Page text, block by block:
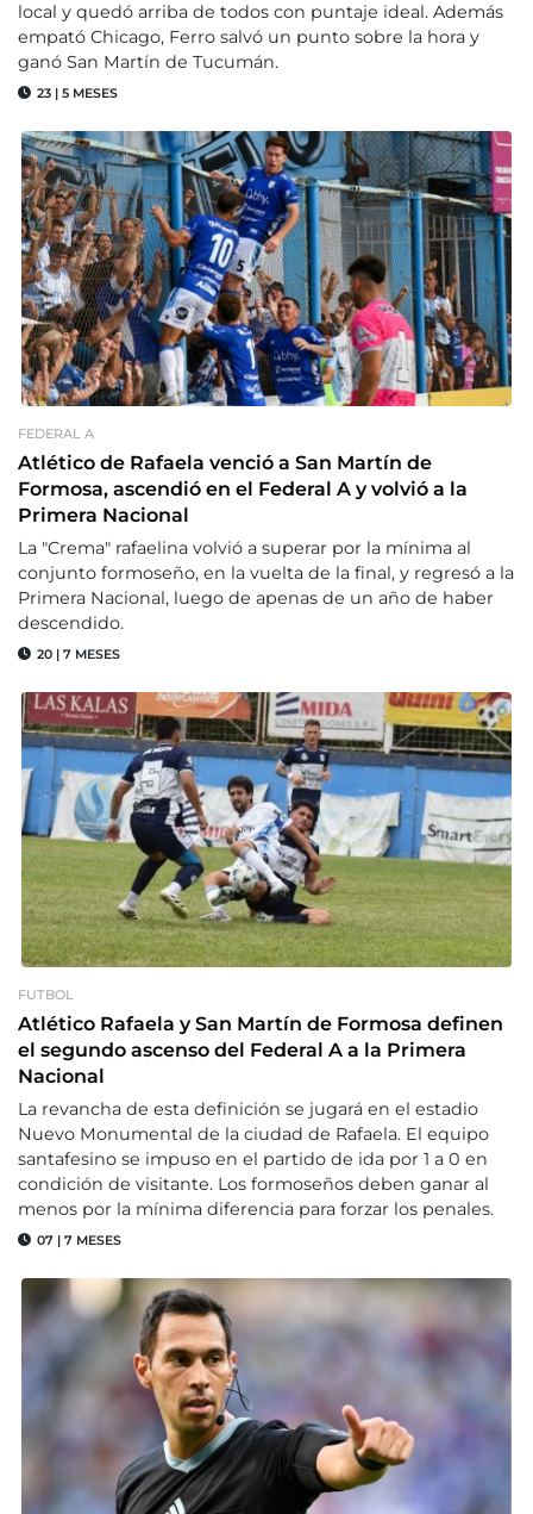
local y quedó arriba de todos con puntaje ideal. Además
empató Chicago, Ferro salvó un punto sobre la hora y
ganó San Martín de Tucumán.
23 | 5 MESES
FEDERAL A
Atlético de Rafaela venció a San Martín de
Formosa, ascendió en el Federal A y volvió a la
Primera Nacional
La "Crema" rafaelina volvió a superar por la mínima al
conjunto formoseño, en la vuelta de la final, y regresó a la
Primera Nacional, luego de apenas de un año de haber
descendido.
20 | 7 MESES
FUTBOL
Atlético Rafaela y San Martín de Formosa definen
el segundo ascenso del Federal A a la Primera
Nacional
La revancha de esta definición se jugará en el estadio
Nuevo Monumental de la ciudad de Rafaela. El equipo
santafesino se impuso en el partido de ida por 1 a 0 en
condición de visitante. Los formoseños deben ganar al
menos por la mínima diferencia para forzar los penales.
07 | 7 MESES